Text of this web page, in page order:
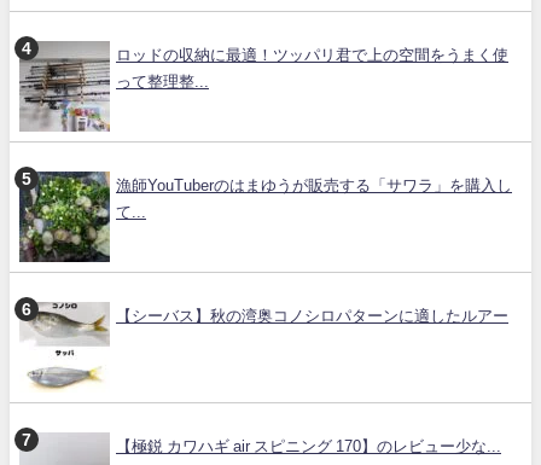
ロッドの収納に最適！ツッパリ君で上の空間をうまく使
って整理整...
漁師YouTuberのはまゆうが販売する「サワラ」を購入し
て...
【シーバス】秋の湾奥コノシロパターンに適したルアー
【極鋭 カワハギ air スピニング 170】のレビュー少な...